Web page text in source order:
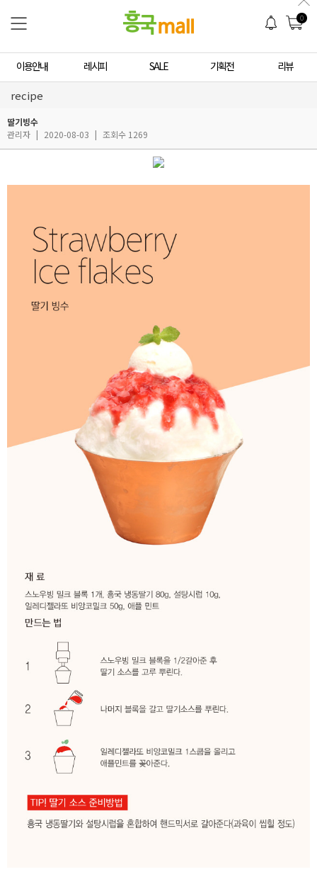
0
이용안내 레시피 SALE 기획전 리뷰
recipe
딸기빙수
관리자 | 2020-08-03 | 조회수 1269